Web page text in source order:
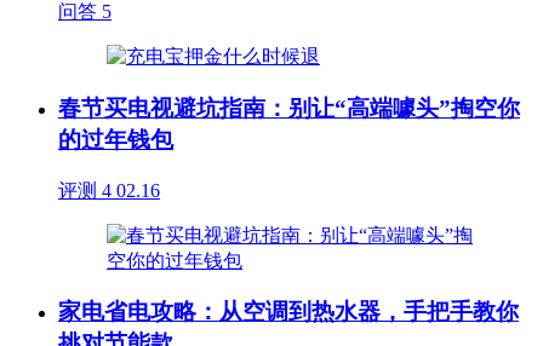
问答 5
春节买电视避坑指南：别让“高端噱头”掏空你
的过年钱包
评测 4 02.16
家电省电攻略：从空调到热水器，手把手教你